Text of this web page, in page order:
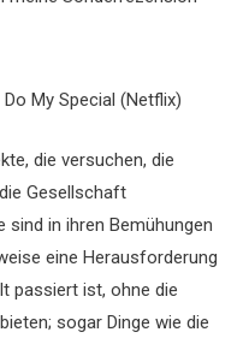
My Special (Netflix)
die versuchen, die
Gesellschaft
sind in ihren Bemühungen
eine Herausforderung
passiert ist, ohne die
sogar Dinge wie die